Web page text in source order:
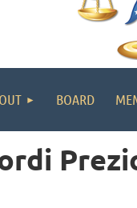
BOARD